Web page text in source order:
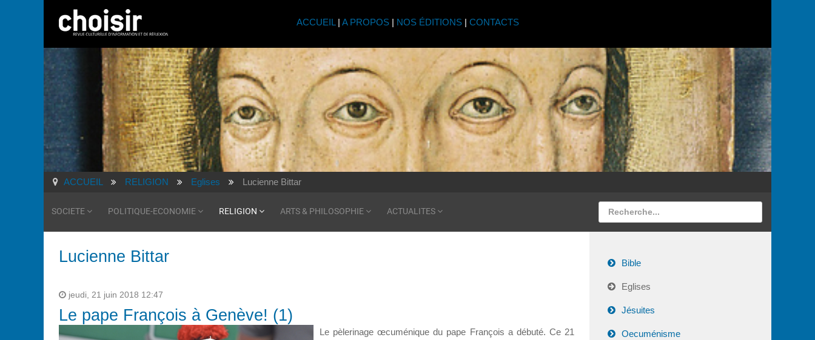
ACCUEIL | A PROPOS| NOS ÉDITIONS| CONTACTS
ACCUEIL RELIGION Eglises Lucienne Bittar
SOCIETE POLITIQUE-ECONOMIE RELIGION ARTS & PHILOSOPHIE ACTUALITES
Lucienne Bittar
jeudi, 21 juin 2018 12:47
Le pape François à Genève! (1)
Le pèlerinage œcuménique du pape François a débuté. Ce 21
Bible
Eglises
Jésuites
Oecuménisme